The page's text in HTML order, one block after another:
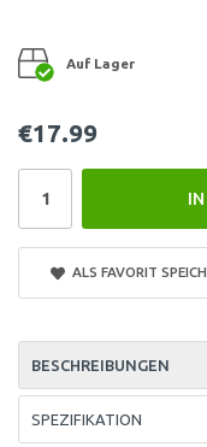
Auf Lager
€17.99
ALS FAVORIT
BESCHREIBUNGEN
SPEZIFIKATION